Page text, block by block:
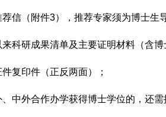
信（附件3），推荐专家须为博士生
科研成果清单及主要证明材料（含
复印件（正反两面）；
中外合作办学获得博士学位的，还